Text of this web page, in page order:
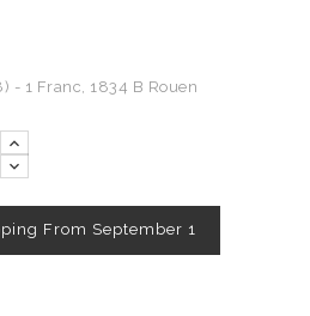
- 1 Franc, 1834 B Rouen
From September 1